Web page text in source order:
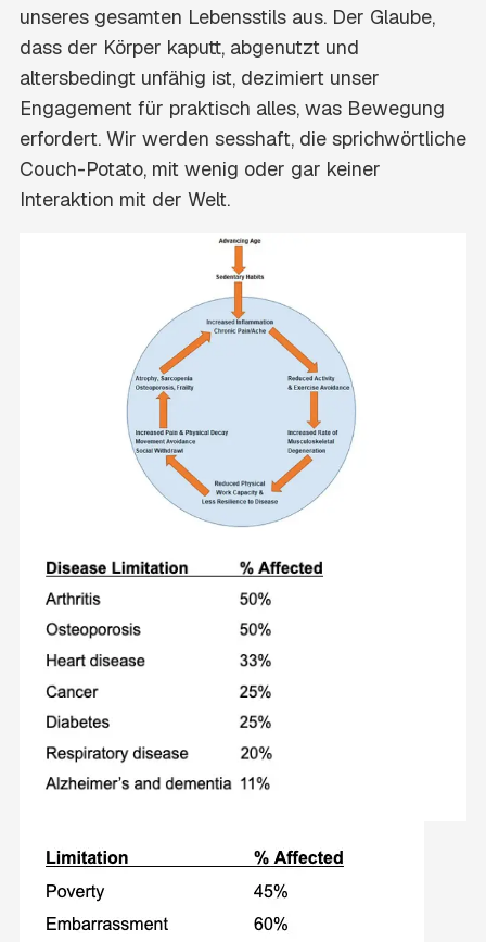
unseres gesamten Lebensstils aus. Der Glaube,
dass der Körper kaputt, abgenutzt und
altersbedingt unfähig ist, dezimiert unser
Engagement für praktisch alles, was Bewegung
erfordert. Wir werden sesshaft, die sprichwörtliche
Couch-Potato, mit wenig oder gar keiner
Interaktion mit der Welt.